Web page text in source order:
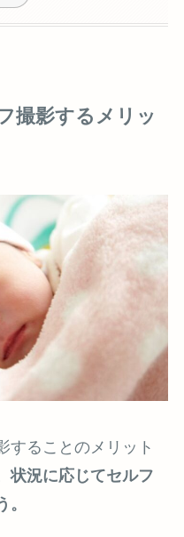
撮影するメリッ
することのメリット
状況に応じてセルフ